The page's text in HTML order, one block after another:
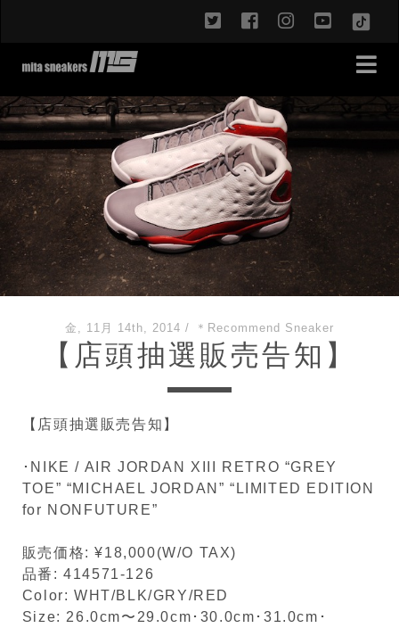
twitterfacebookinstagram
金, 11月 14th, 2014 / ＊Recommend Sneaker
【店頭抽選販売告知】
【店頭抽選販売告知】
･NIKE / AIR JORDAN XIII RETRO “GREY
TOE” “MICHAEL JORDAN” “LIMITED EDITION
for NONFUTURE”
販売価格: ¥18,000(W/O TAX)
品番: 414571-126
Color: WHT/BLK/GRY/RED
Size: 26.0cm〜29.0cm･30.0cm･31.0cm･